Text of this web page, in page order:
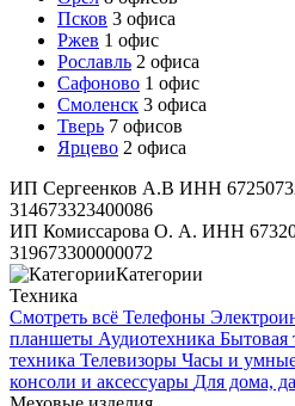
Псков 3 офиса
Ржев 1 офис
Рославль 2 офиса
Сафоново 1 офис
Смоленск 3 офиса
Тверь 7 офисов
Ярцево 2 офиса
ИП Сергеенков А.В ИНН
314673323400086
ИП Комиссарова О. А. ИНН
319673300000072
Категории
Техника
Смотреть всё Телефоны
планшеты Аудиотехника Бытовая
техника Телевизоры Часы и
консоли и аксессуары Для дома,